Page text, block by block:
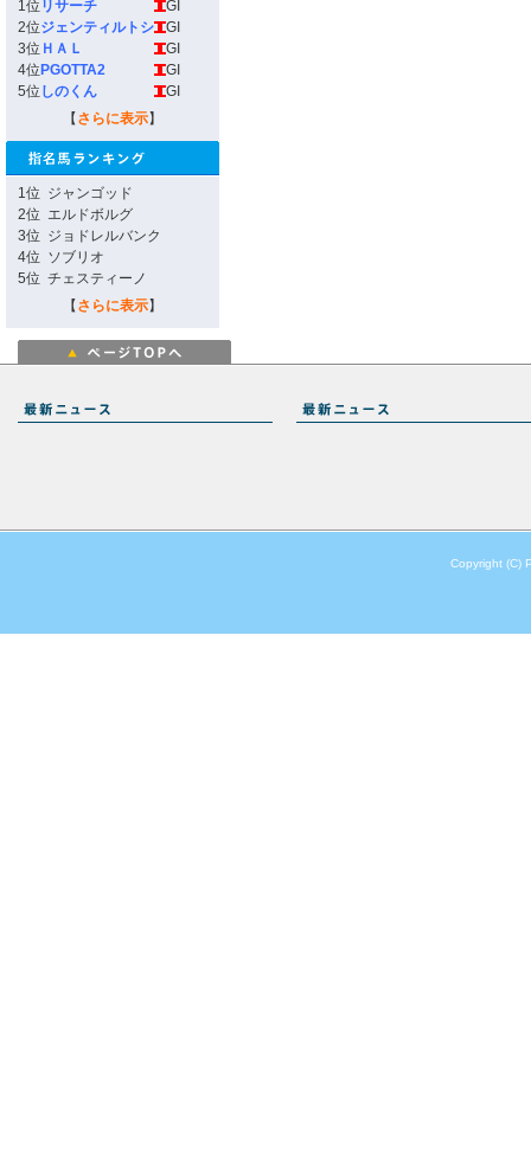
1位 リサーチ
GI
2位ジェンティルトシ
GI
3位 ＨＡＬ
GI
4位 PGOTTA2
GI
5位 しのくん
GI
【 さらに表示】
1位 ジャンゴッド
2位 エルドボルグ
3位 ジョドレルバンク
4位 ソブリオ
5位 チェスティーノ
【 さらに表示】
Copyright (C)